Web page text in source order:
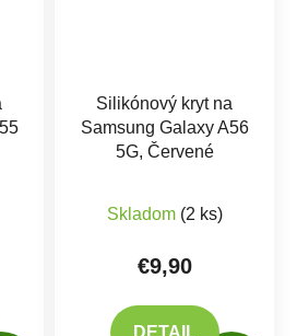
Silikónový kryt na
Samsung Galaxy A56
5G, Červené
Skladom (2 ks)
€9,90
DETAIL